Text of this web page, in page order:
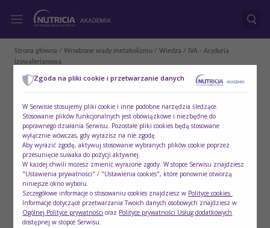
Strona główna / Wrodzone wady metabolizmu / Wiedza / IVA - Acyduria
izowalerianowa
Zgoda na pliki cookie i przetwarzanie danych
W Serwisie stosujemy pliki cookie i inne podobne narzędzia śledzące.
Stosowanie plików funkcjonalnych jest obowiązkowe i niezbędne do
poprawnego działania Serwisu. Pozostałe pliki cookies będą stosowane
wyłącznie wówczas, gdy wyrazisz na nie zgodę.
Aby wyrazić zgodę, aktywuj stosowanie wybranych plików cookie poprzez
przesunięcie suwaka do pozycji aktywnej.
W każdej chwili możesz zmienić wyrażone zgody. W stopce Serwisu znajdziesz
"Ustawienia prywatności" / "Ustawienia cookies", które ponownie otworzą
niniejsze okno wyboru.
Szczegółowe informacje o stosowaniu cookies znajdziesz w Polityce cookies
Informacje dotyczące przetwarzania Twoich danych osobowych znajdziesz w
Ogólnej Polityce prywatności oraz Polityce prywatności Usług dodatkowych
dostępnej w stopce Serwisu.